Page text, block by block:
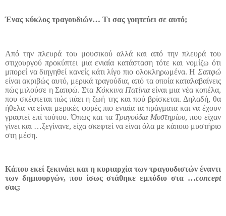
Ένας κύκλος τραγουδιών… Τι σας γοητεύει σε αυτό;
Από την πλευρά του μουσικού αλλά και από την πλευρά του
στιχουργού προκύπτει μια ενιαία κατάσταση τότε και νομίζω ότι
μπορεί να διηγηθεί κανείς κάτι λίγο πιο ολοκληρωμένα. Η Σαπφώ
είναι ακριβώς αυτό, μερικά τραγούδια, από τα οποία καταλαβαίνεις
πώς μιλούσε η Σαπφώ. Στα Κόκκινα Πατίνιαείναι μια νέα κοπέλα,
που σκέφτεται πώς πάει η ζωή της και πού βρίσκεται. Δηλαδή, θα
ήθελα να είναι μερικές φορές πιο ενιαία τα πράγματα και να έχουν
γραφτεί επί τούτου. Όπως και τα Τραγούδια Μυστηρίου, που είχαν
γίνει και …ξεγίνανε, είχα σκεφτεί να είναι όλα με κάποιο μυστήριο
στη μέση.
Κάπου εκεί ξεκινάει και η κυριαρχία των τραγουδιστών έναντι
των δημιουργών, που ίσως στάθηκε εμπόδιο στα …concept
σας;